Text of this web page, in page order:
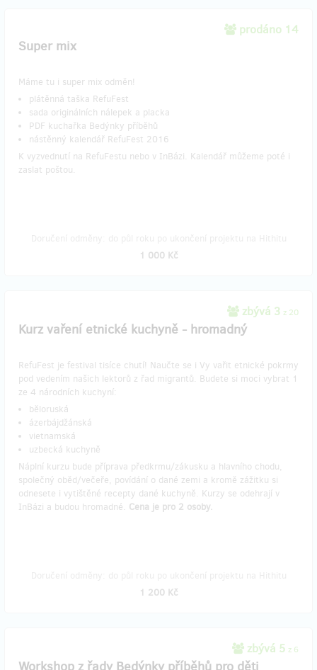
prodáno 14
Super mix
Máme tu i super mix odměn!
plátěnná taška RefuFest
sada originálních nálepek a placka
PDF kuchařka Bedýnky příběhů
nástěnný kalendář RefuFest 2016
K vyzvednutí na RefuFestu nebo v InBázi. Kalendář můžeme poté i
zaslat poštou.
1 000 Kč
zbývá 3 z 20
Kurz vaření etnické kuchyně - hromadný
RefuFest je festival tisíce chutí! Naučte se i Vy vařit etnické pokrmy
pod vedením našich lektorů z řad migrantů. Budete si moci vybrat 1
ze 4 národních kuchyní:
běloruská
ázerbájdžánská
vietnamská
uzbecká kuchyně
Náplní kurzu bude příprava předkrmu/zákusku a hlavního chodu,
společný oběd/večeře, povídání o dané zemi a kromě zážitku si
odnesete i vytištěné recepty dané kuchyně. Kurzy se odehrají v
InBázi a budou hromadné. Cena je pro 2 osoby.
1 200 Kč
zbývá 5 z 6
Workshop z řady Bedýnky příběhů pro děti